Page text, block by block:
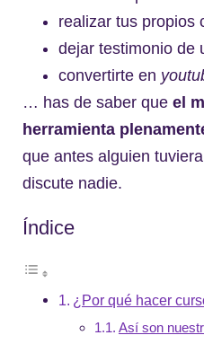
realizar tus propios
dejar testimonio de
convertirte en
… has de saber que el
herramienta
que antes alguien
discute nadie.
Índice
¿Por qué hacer
Así son